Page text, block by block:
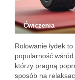
Ćwiczenia
Rolowanie łydek
popularność
którzy pragną
sposób na